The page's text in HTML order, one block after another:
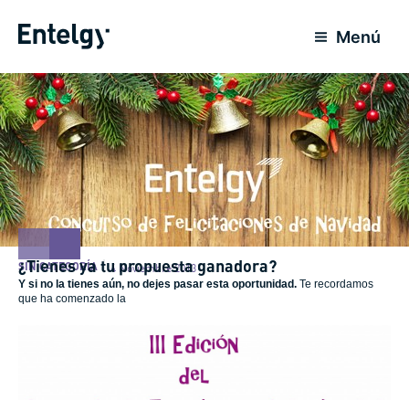
Menú
SIN CATEGORÍA 4 Noviembre 2013
¿Tienes ya tu propuesta ganadora?
Y si no la tienes aún, no dejes pasar esta oportunidad. Te recordamos
que ha comenzado la